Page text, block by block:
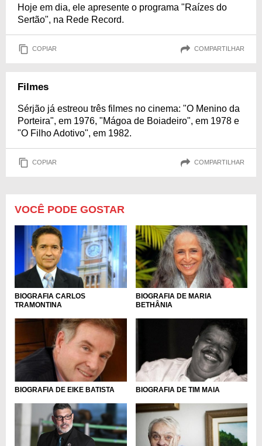
Hoje em dia, ele apresente o programa "Raízes do
Sertão", na Rede Record.
COPIAR COMPARTILHAR
Filmes
Sérjão já estreou três filmes no cinema: "O Menino da
Porteira", em 1976, "Mágoa de Boiadeiro", em 1978 e
"O Filho Adotivo", em 1982.
COPIAR COMPARTILHAR
VOCÊ PODE GOSTAR
BIOGRAFIA CARLOS
TRAMONTINA
BIOGRAFIA DE MARIA
BETHÂNIA
BIOGRAFIA DE EIKE BATISTA BIOGRAFIA DE TIM MAIA